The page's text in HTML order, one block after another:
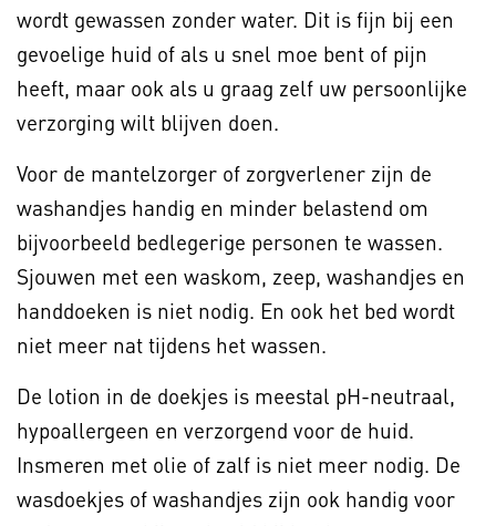
wordt gewassen zonder water. Dit is fijn bij een
gevoelige huid of als u snel moe bent of pijn
heeft, maar ook als u graag zelf uw persoonlijke
verzorging wilt blijven doen.
Voor de mantelzorger of zorgverlener zijn de
washandjes handig en minder belastend om
bijvoorbeeld bedlegerige personen te wassen.
Sjouwen met een waskom, zeep, washandjes en
handdoeken is niet nodig. En ook het bed wordt
niet meer nat tijdens het wassen.
De lotion in de doekjes is meestal pH-neutraal,
hypoallergeen en verzorgend voor de huid.
Insmeren met olie of zalf is niet meer nodig. De
wasdoekjes of washandjes zijn ook handig voor